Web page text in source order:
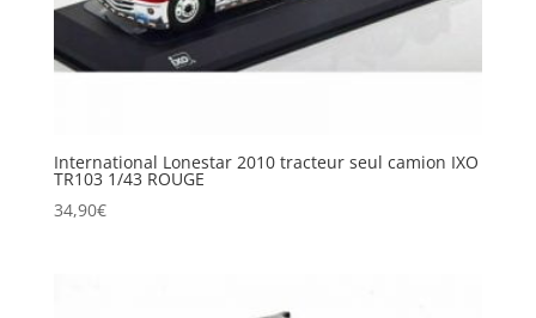
International Lonestar 2010 tracteur seul camion IXO
TR103 1/43 ROUGE
34,90€